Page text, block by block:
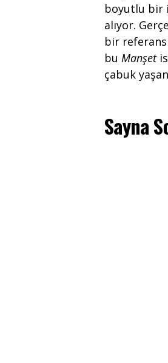
boyutlu bir
alıyor.
bir referans
bu Manşet
çabuk
Sayna